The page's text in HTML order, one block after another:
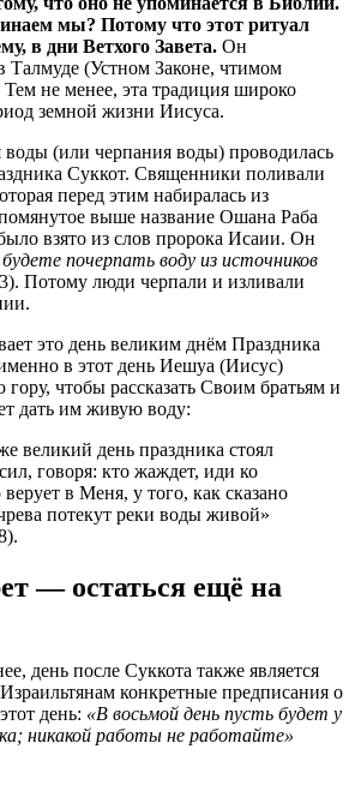
мы? Потому что этот ритуал
в дни Ветхого Завета. Он
Талмуде (Устном Законе, чтимом
не менее, эта традиция широко
земной жизни Иисуса.
(или черпания воды) проводилась
Суккот. Священники поливали
перед этим набиралась из
выше название Ошана Раба
взято из слов пророка Исаии. Он
почерпать воду из источников
Потому люди черпали и изливали
это день великим днём Праздника
в этот день Иешуа (Иисус)
чтобы рассказать Своим братьям и
дать им живую воду:
великий день праздника стоял
говоря: кто жаждет, иди ко
в Меня, у того, как сказано
потекут реки воды живой»
— остаться ещё на
день после Суккота также является
конкретные предписания о
день: «В восьмой день пусть будет у
никакой работы не работайте»